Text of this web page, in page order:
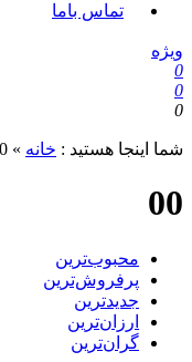
تماس باما
اینجا هستید : خانه»
00
محبوب‌ترین
پرفروش‌ترین
جدیدترین
ارزان‌ترین
گران‌ترین